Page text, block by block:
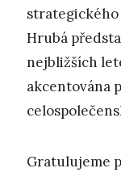
Hrubá
nejbližších
akcentována
Gratulujeme